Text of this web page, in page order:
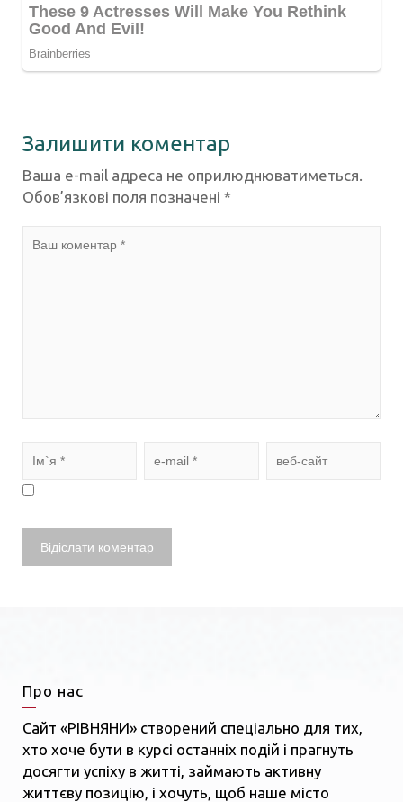
Залишити коментар
Ваша e-mail адреса не оприлюднюватиметься.
Обов’язкові поля позначені *
Про нас
Сайт «РІВНЯНИ» створений спеціально для тих,
хто хоче бути в курсі останніх подій і прагнуть
досягти успіху в житті, займають активну
життєву позицію, і хочуть, щоб наше місто